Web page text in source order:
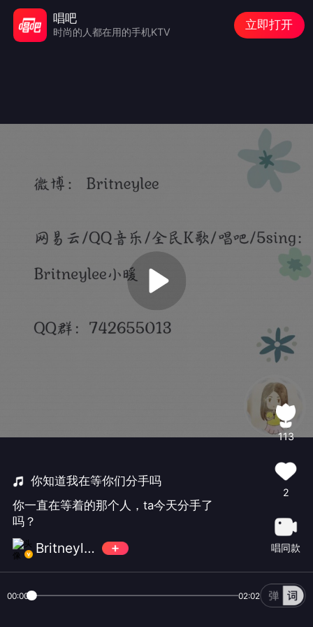
你知道我在等你们分手吗
你一直在等着的那个人，ta今天分手了
吗？
Britneylee小暖
113
2
唱同款
00:00 02:02
唱吧
时尚的人都在用的手机KTV
立即打开